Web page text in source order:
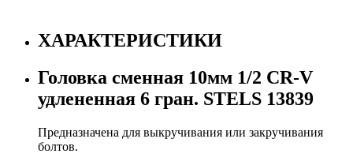
ХАРАКТЕРИСТИКИ
Головка сменная 10мм 1/2 CR-V
удлененная 6 гран. STELS 13839
Предназначена для выкручивания или закручивания
болтов.